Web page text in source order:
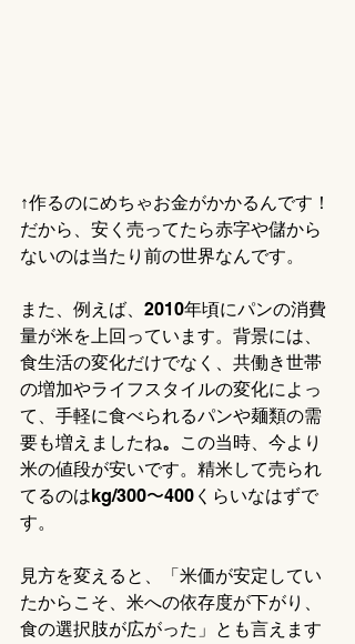
↑作るのにめちゃお金がかかるんです！
だから、安く売ってたら赤字や儲から
ないのは当たり前の世界なんです。
また、例えば、2010年頃にパンの消費
量が米を上回っています。背景には、
食生活の変化だけでなく、共働き世帯
の増加やライフスタイルの変化によっ
て、手軽に食べられるパンや麺類の需
要も増えましたね。
この当時、今より
米の値段が安いです。精米して売られ
てるのはkg/300〜400くらいなはずで
す。
見方を変えると、「米価が安定してい
たからこそ、米への依存度が下がり、
食の選択肢が広がった」とも言えます